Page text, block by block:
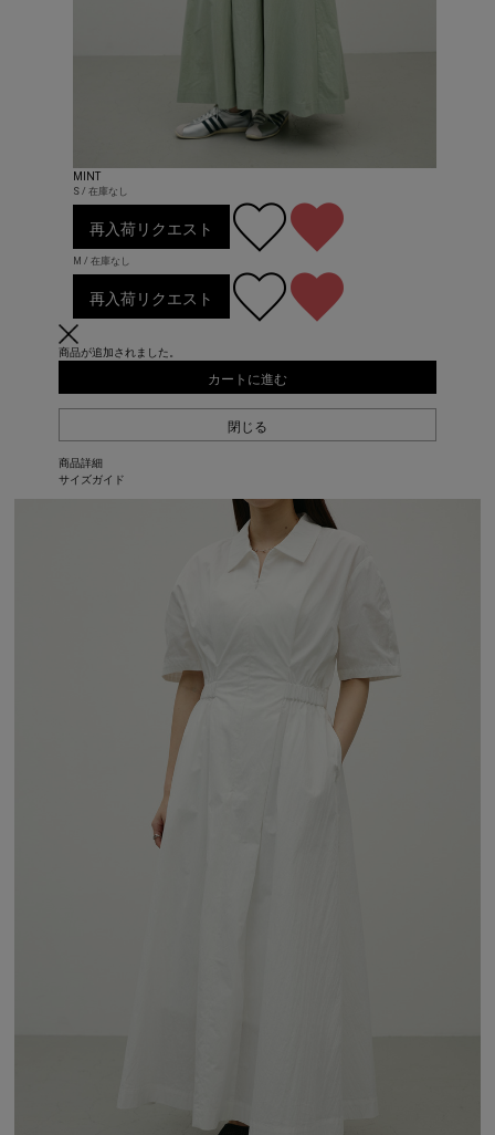
MINT
S / 在庫なし
再入荷リクエスト
M / 在庫なし
再入荷リクエスト
商品が追加されました。
カートに進む
閉じる
商品詳細
サイズガイド